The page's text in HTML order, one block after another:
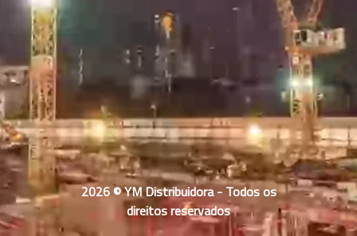
2026 © YM Distribuidora - Todos os
direitos reservados